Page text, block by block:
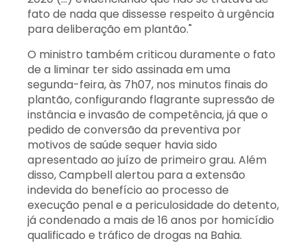
fato de nada que dissesse respeito à urgência
para deliberação em plantão."
O ministro também criticou duramente o fato
de a liminar ter sido assinada em uma
segunda-feira, às 7h07, nos minutos finais do
plantão, configurando flagrante supressão de
instância e invasão de competência, já que o
pedido de conversão da preventiva por
motivos de saúde sequer havia sido
apresentado ao juízo de primeiro grau. Além
disso, Campbell alertou para a extensão
indevida do benefício ao processo de
execução penal e a periculosidade do detento,
já condenado a mais de 16 anos por homicídio
qualificado e tráfico de drogas na Bahia.